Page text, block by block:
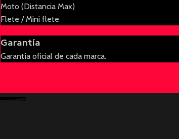
Moto (Distancia Max)
Flete / Mini flete
Garantía
Garantía oficial de cada marca.